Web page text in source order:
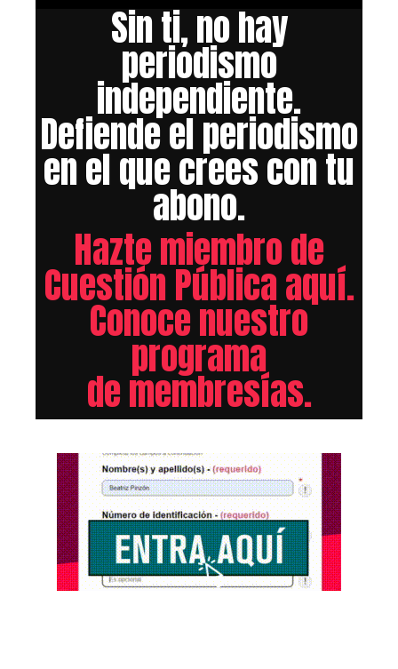
Sin ti, no hay
periodismo
independiente.
Defiende el periodismo
en el que crees con tu
abono.
Hazte miembro de
Cuestión Pública aquí.
Conoce nuestro
programa
de membresías.